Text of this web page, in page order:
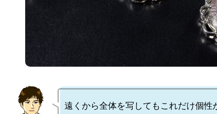
遠くから全体を写してもこれだけ個性